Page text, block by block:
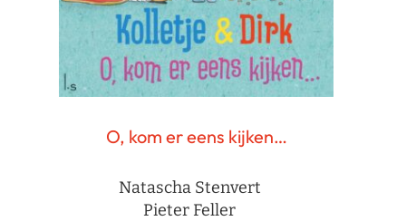
O, kom er eens kijken…
Natascha Stenvert
Pieter Feller